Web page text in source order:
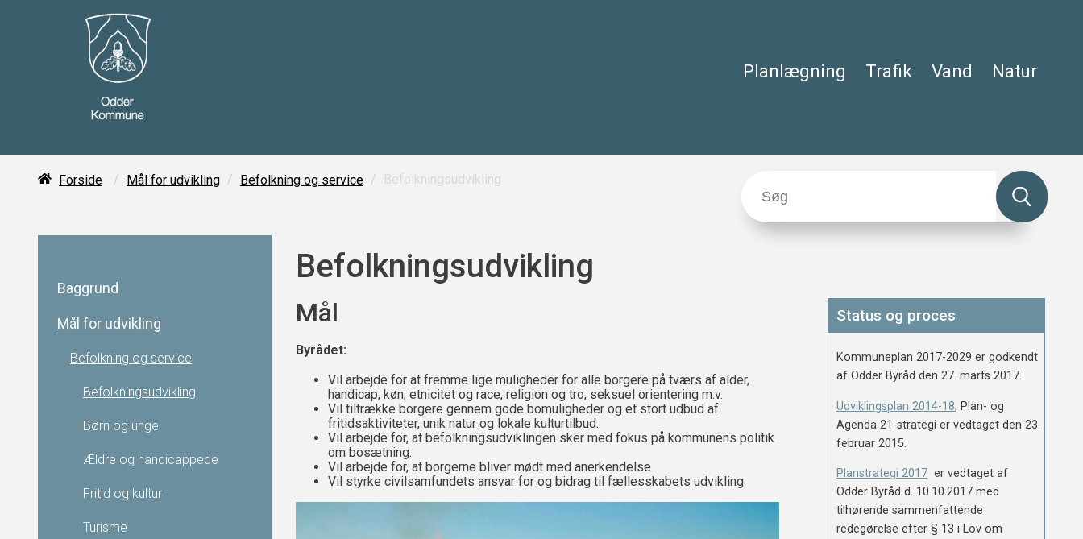
Planlægning Trafik Vand Natur
Forside / Mål for udvikling / Befolkning og service / Befolkningsudvikling
Baggrund
Mål for udvikling
Befolkning og service
Befolkningsudvikling
Børn og unge
Ældre og handicappede
Fritid og kultur
Turisme
Befolkningsudvikling
Mål
Byrådet:
Vil arbejde for at fremme lige muligheder for alle borgere på tværs af alder,
handicap, køn, etnicitet og race, religion og tro, seksuel orientering m.v.
Vil tiltrække borgere gennem gode bomuligheder og et stort udbud af
fritidsaktiviteter, unik natur og lokale kulturtilbud.
Vil arbejde for, at befolkningsudviklingen sker med fokus på kommunens politik
om bosætning.
Vil arbejde for, at borgerne bliver mødt med anerkendelse
Vil styrke civilsamfundets ansvar for og bidrag til fællesskabets udvikling
Status og proces
Kommuneplan 2017-2029 er godkendt
af Odder Byråd den 27. marts 2017.
Udviklingsplan 2014-18, Plan- og
Agenda 21-strategi er vedtaget den 23.
februar 2015.
Planstrategi 2017 er vedtaget af
Odder Byråd d. 10.10.2017 med
tilhørende sammenfattende
redegørelse efter § 13 i Lov om